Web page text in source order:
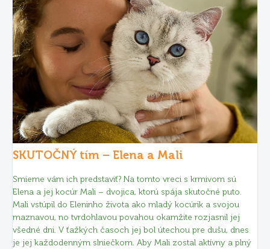
SKUTOČNÝ tím – Elena a Mali
Smieme vám ich predstaviť? Na tomto vreci s krmivom sú
Elena a jej kocúr Mali – dvojica, ktorú spája skutočné puto.
Mali vstúpil do Eleninho života ako mladý kocúrik a svojou
maznavou, no tvrdohlavou povahou okamžite rozjasnil jej
všedné dni. V ťažkých časoch jej bol útechou pre dušu, dnes
je jej každodenným slniečkom. Aby Mali zostal aktívny a plný